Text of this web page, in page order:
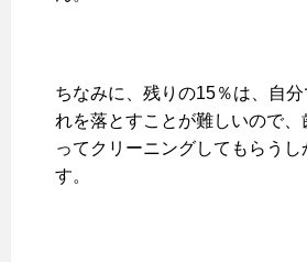
ちなみに、残りの15％は、自
れを落とすことが難しいので
ってクリーニングしてもらう
す。